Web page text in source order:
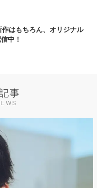
はもちろん、オリジナル
中！
事